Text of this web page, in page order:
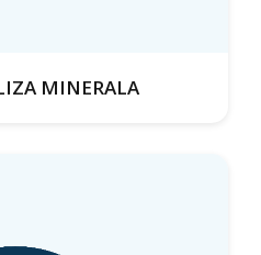
MINERALA